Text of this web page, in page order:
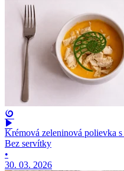
Krémová zeleninová polievka
Bez servítky
•
30. 03. 2026